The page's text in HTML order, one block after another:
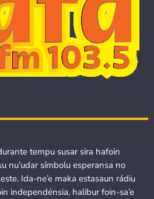
tempu susar sira hafoin
nu’udar símbolu esperansa no
Ida-ne’e maka estasaun rádiu
independénsia, halibur foin-sa’e